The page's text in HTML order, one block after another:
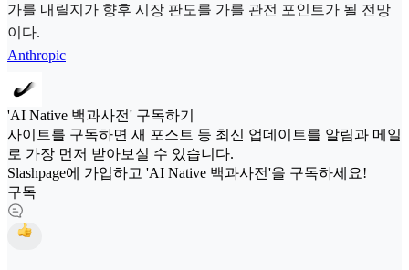
가를 내릴지가 향후 시장 판도를 가를 관전 포인트가 될 전망
이다.
Anthropic
'AI Native 백과사전' 구독하기
사이트를 구독하면 새 포스트 등 최신 업데이트를 알림과 메일
로 가장 먼저 받아보실 수 있습니다.
Slashpage에 가입하고 'AI Native 백과사전'을 구독하세요!
구독